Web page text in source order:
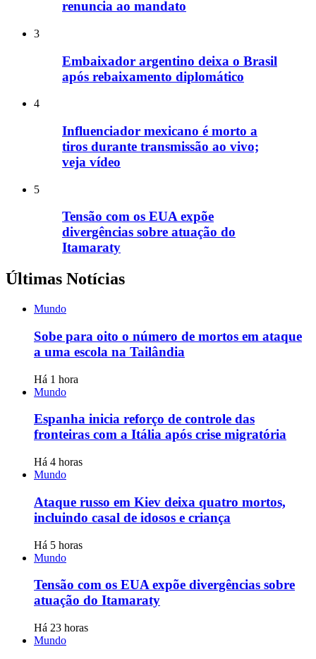
renuncia ao mandato
3
Embaixador argentino deixa o Brasil
após rebaixamento diplomático
4
Influenciador mexicano é morto a
tiros durante transmissão ao vivo;
veja vídeo
5
Tensão com os EUA expõe
divergências sobre atuação do
Itamaraty
Últimas Notícias
Mundo
Sobe para oito o número de mortos em ataque
a uma escola na Tailândia
Há 1 hora
Mundo
Espanha inicia reforço de controle das
fronteiras com a Itália após crise migratória
Há 4 horas
Mundo
Ataque russo em Kiev deixa quatro mortos,
incluindo casal de idosos e criança
Há 5 horas
Mundo
Tensão com os EUA expõe divergências sobre
atuação do Itamaraty
Há 23 horas
Mundo